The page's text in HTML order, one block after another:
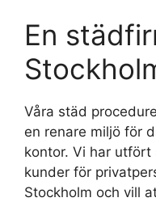
En
Våra städ
en renare miljö för
kontor. Vi har
kunder för
Stockholm och vill